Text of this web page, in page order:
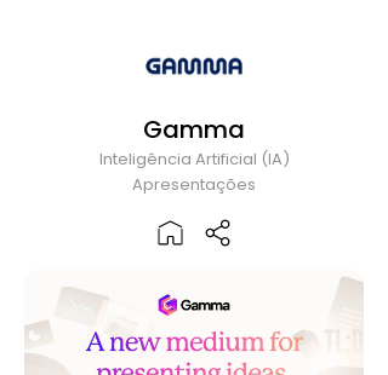
Gamma
Inteligência Artificial (IA)
Apresentações